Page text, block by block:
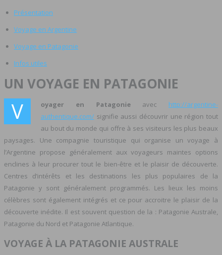
Présentation
Voyage en Argentine
Voyage en Patagonie
Infos utiles
UN VOYAGE EN PATAGONIE
V oyager en Patagonie avec http://argentine-
authentique.com/ signifie aussi découvrir une région tout
au bout du monde qui offre à ses visiteurs les plus beaux
paysages. Une compagnie touristique qui organise un voyage à
l’Argentine propose généralement aux voyageurs maintes options
enclines à leur procurer tout le bien-être et le plaisir de découverte.
Centres d’intérêts et les destinations les plus populaires de la
Patagonie y sont généralement programmés. Les lieux les moins
célèbres sont également intégrés et ce pour accroitre le plaisir de la
découverte inédite. Il est souvent question de la : Patagonie Australe,
Patagonie du Nord et Patagonie Atlantique.
VOYAGE À LA PATAGONIE AUSTRALE